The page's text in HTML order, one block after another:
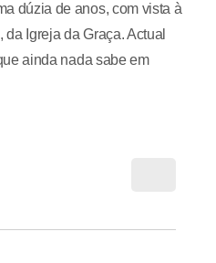
dúzia de anos, com vista à
Igreja da Graça. Actual
ainda nada sabe em